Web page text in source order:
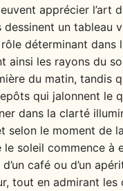
apprécier l’art
dessinent un tableau
déterminant dans
ainsi les rayons du
du matin, tandis
qui jalonnent le
dans la clarté
selon le moment de
le soleil commence à
café ou d’un
tout en admirant